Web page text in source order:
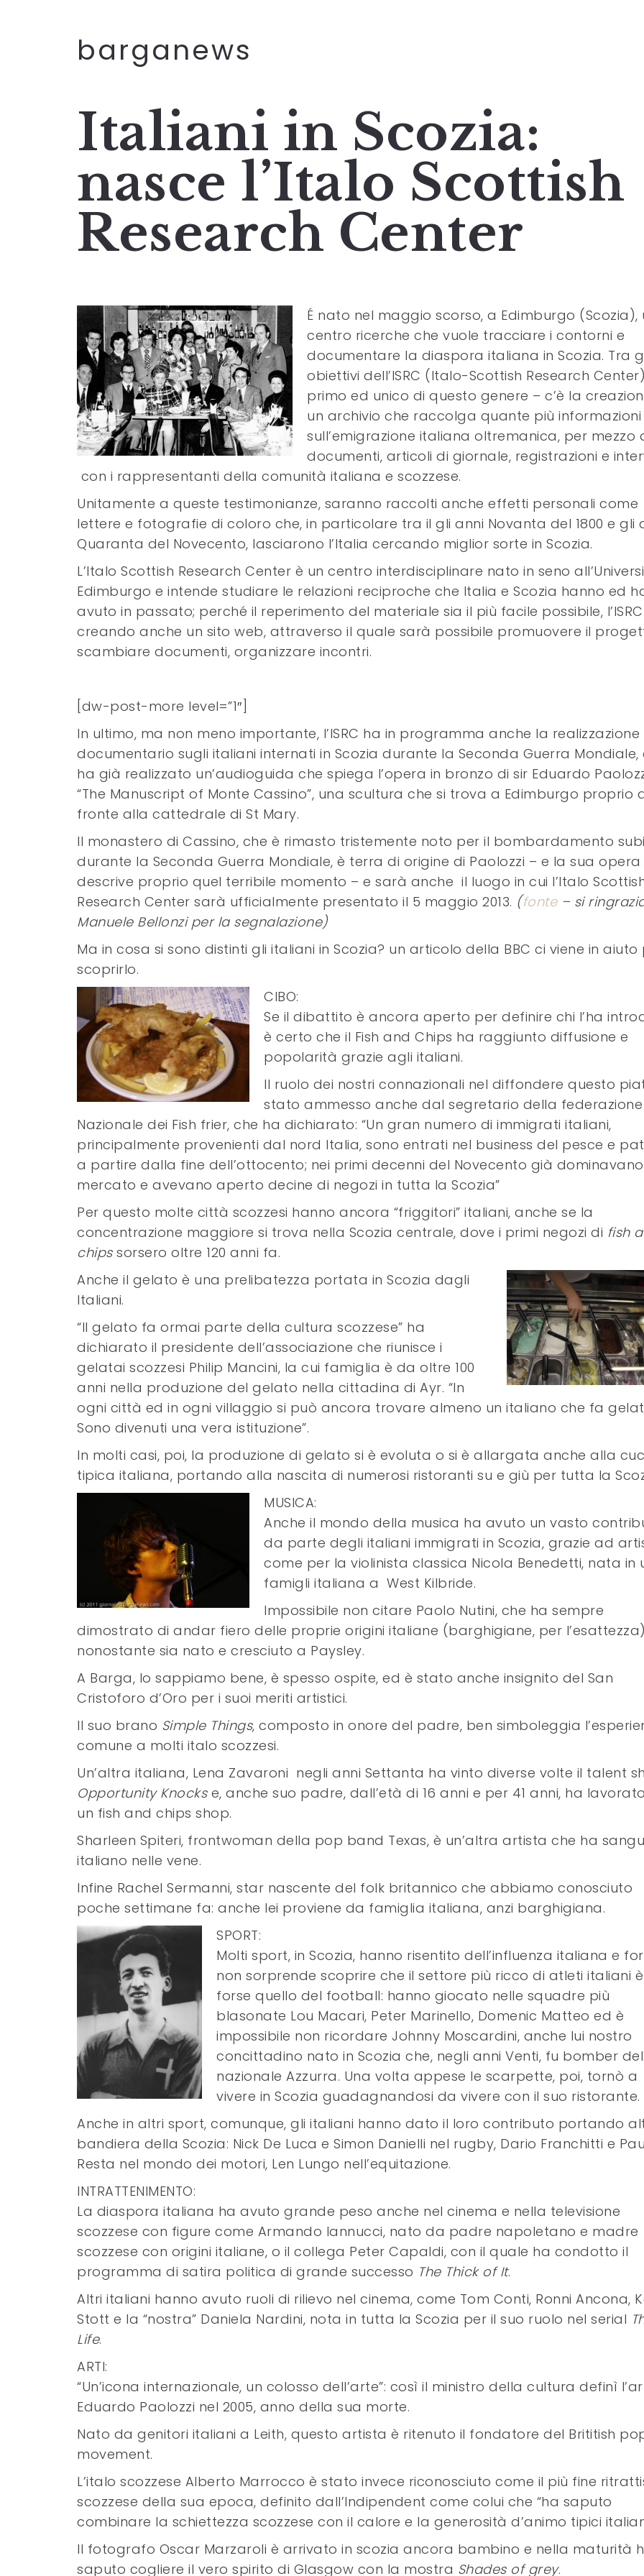
barganews
Italiani in Scozia:
nasce l’Italo Scottish
Research Center
É nato nel maggio scorso, a Edimburgo (Scozia),
centro ricerche che vuole tracciare i contorni e
documentare la diaspora italiana in Scozia. Tra
obiettivi dell’ISRC (Italo-Scottish Research
primo ed unico di questo genere – c’è la
un archivio che raccolga quante più informazioni
sull’emigrazione italiana oltremanica, per mezzo
documenti, articoli di giornale, registrazioni e
con i rappresentanti della comunità italiana e scozzese.
Unitamente a queste testimonianze, saranno raccolti anche effetti personali come
lettere e fotografie di coloro che, in particolare tra il gli anni Novanta del 1800 e gli
Quaranta del Novecento, lasciarono l’Italia cercando miglior sorte in Scozia.
L’Italo Scottish Research Center è un centro interdisciplinare nato in seno
Edimburgo e intende studiare le relazioni reciproche che Italia e Scozia hanno ed
avuto in passato; perché il reperimento del materiale sia il più facile possibile,
creando anche un sito web, attraverso il quale sarà possibile promuovere il
scambiare documenti, organizzare incontri.
[dw-post-more level=”1″]
In ultimo, ma non meno importante, l’ISRC ha in programma anche la realizzazione
documentario sugli italiani internati in Scozia durante la Seconda Guerra Mondiale,
ha già realizzato un’audioguida che spiega l’opera in bronzo di sir Eduardo
“The Manuscript of Monte Cassino”, una scultura che si trova a Edimburgo proprio
fronte alla cattedrale di St Mary.
Il monastero di Cassino, che è rimasto tristemente noto per il bombardamento
durante la Seconda Guerra Mondiale, è terra di origine di Paolozzi – e la sua opera
descrive proprio quel terribile momento – e sarà anche il luogo in cui l’Italo
Research Center sarà ufficialmente presentato il 5 maggio 2013. (fonte– si
Manuele Bellonzi per la segnalazione)
Ma in cosa si sono distinti gli italiani in Scozia? un articolo della BBC ci viene in aiuto
scoprirlo.
CIBO:
Se il dibattito è ancora aperto per definire chi l’ha
è certo che il Fish and Chips ha raggiunto diffusione e
popolarità grazie agli italiani.
Il ruolo dei nostri connazionali nel diffondere questo
stato ammesso anche dal segretario della federazione
Nazionale dei Fish frier, che ha dichiarato: “Un gran numero di immigrati italiani,
principalmente provenienti dal nord Italia, sono entrati nel business del pesce e
a partire dalla fine dell’ottocento; nei primi decenni del Novecento già
mercato e avevano aperto decine di negozi in tutta la Scozia”
Per questo molte città scozzesi hanno ancora “friggitori” italiani, anche se la
concentrazione maggiore si trova nella Scozia centrale, dove i primi negozi di fish
chipssorsero oltre 120 anni fa.
Anche il gelato è una prelibatezza portata in Scozia dagli
Italiani.
“Il gelato fa ormai parte della cultura scozzese” ha
dichiarato il presidente dell’associazione che riunisce i
gelatai scozzesi Philip Mancini, la cui famiglia è da oltre 100
anni nella produzione del gelato nella cittadina di Ayr. “In
ogni città ed in ogni villaggio si può ancora trovare almeno un italiano che fa
Sono divenuti una vera istituzione”.
In molti casi, poi, la produzione di gelato si è evoluta o si è allargata anche alla
tipica italiana, portando alla nascita di numerosi ristoranti su e giù per tutta la
MUSICA:
Anche il mondo della musica ha avuto un vasto
da parte degli italiani immigrati in Scozia, grazie ad
come per la violinista classica Nicola Benedetti, nata in
famigli italiana a West Kilbride.
Impossibile non citare Paolo Nutini, che ha sempre
dimostrato di andar fiero delle proprie origini italiane (barghigiane, per
nonostante sia nato e cresciuto a Paysley.
A Barga, lo sappiamo bene, è spesso ospite, ed è stato anche insignito del San
Cristoforo d’Oro per i suoi meriti artistici.
Il suo brano Simple Things, composto in onore del padre, ben simboleggia
comune a molti italo scozzesi.
Un’altra italiana, Lena Zavaroni negli anni Settanta ha vinto diverse volte il talent
Opportunity Knockse, anche suo padre, dall’età di 16 anni e per 41 anni, ha
un fish and chips shop.
Sharleen Spiteri, frontwoman della pop band Texas, è un’altra artista che ha
italiano nelle vene.
Infine Rachel Sermanni, star nascente del folk britannico che abbiamo conosciuto
poche settimane fa: anche lei proviene da famiglia italiana, anzi barghigiana.
SPORT:
Molti sport, in Scozia, hanno risentito dell’influenza italiana e
non sorprende scoprire che il settore più ricco di atleti italiani è
forse quello del football: hanno giocato nelle squadre più
blasonate Lou Macari, Peter Marinello, Domenic Matteo ed è
impossibile non ricordare Johnny Moscardini, anche lui nostro
concittadino nato in Scozia che, negli anni Venti, fu bomber
nazionale Azzurra. Una volta appese le scarpette, poi, tornò a
vivere in Scozia guadagnandosi da vivere con il suo ristorante.
Anche in altri sport, comunque, gli italiani hanno dato il loro contributo portando
bandiera della Scozia: Nick De Luca e Simon Danielli nel rugby, Dario Franchitti e
Resta nel mondo dei motori, Len Lungo nell’equitazione.
INTRATTENIMENTO:
La diaspora italiana ha avuto grande peso anche nel cinema e nella televisione
scozzese con figure come Armando Iannucci, nato da padre napoletano e madre
scozzese con origini italiane, o il collega Peter Capaldi, con il quale ha condotto il
programma di satira politica di grande successo The Thick of It.
Altri italiani hanno avuto ruoli di rilievo nel cinema, come Tom Conti, Ronni Ancona,
Stott e la “nostra” Daniela Nardini, nota in tutta la Scozia per il suo ruolo nel serial
Life.
ARTI:
“Un’icona internazionale, un colosso dell’arte”: così il ministro della cultura definì
Eduardo Paolozzi nel 2005, anno della sua morte.
Nato da genitori italiani a Leith, questo artista è ritenuto il fondatore del Brititish
movement.
L’italo scozzese Alberto Marrocco è stato invece riconosciuto come il più fine
scozzese della sua epoca, definito dall’Indipendent come colui che “ha saputo
combinare la schiettezza scozzese con il calore e la generosità d’animo tipici
Il fotografo Oscar Marzaroli è arrivato in scozia ancora bambino e nella maturità
saputo cogliere il vero spirito di Glasgow con la mostra Shades of grey.